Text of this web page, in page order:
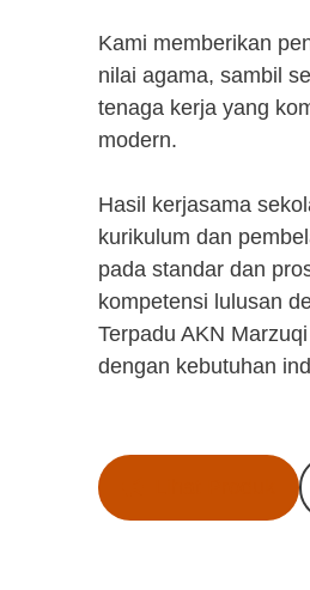
Kami memberikan
nilai agama, sambil
tenaga kerja yang
modern.
Hasil kerjasama
kurikulum dan
pada standar dan
kompetensi lulusan
Terpadu AKN
dengan kebutuhan